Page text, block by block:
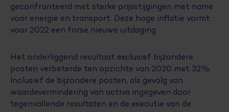
geconfronteerd met sterke prijsstijgingen met name
voor energie en transport. Deze hoge inflatie vormt
voor 2022 een forse nieuwe uitdaging.
Het onderliggend resultaat exclusief bijzondere
posten verbeterde ten opzichte van 2020 met 32%.
Inclusief de bijzondere posten, als gevolg van
waardevermindering van activa ingegeven door
tegenvallende resultaten en de executie van de